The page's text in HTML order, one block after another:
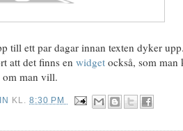
till ett par dagar innan texten dyker
att det finns en widget också, som man
om man vill.
KL.8:30 PM